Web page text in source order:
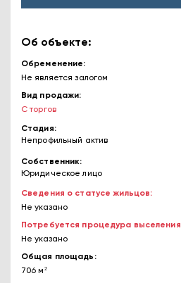
Об объекте:
Обременение
Не является залогом
Вид продажи
С торгов
Стадия
Непрофильный актив
Собственник
Юридическое лицо
Сведения о статусе жильцов
Не указано
Потребуется процедура выселения
Не указано
Общая площадь
706 м²